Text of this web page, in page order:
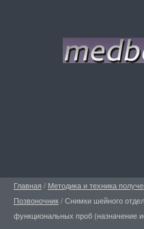
Главная / Методика и техника
Позвоночник/Снимки шейного
функциональных проб (назначение